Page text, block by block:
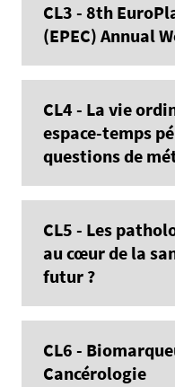
CL3 - 8th
(EPEC) Annual
CL4 - La vie
espace-temps
questions de
CL5 - Les
au cœur de la
futur ?
CL6 -
Cancérologie